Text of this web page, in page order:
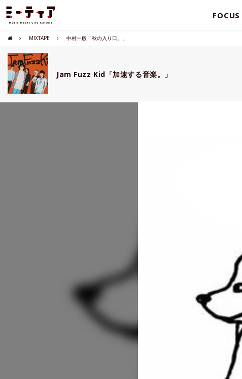
FOCUS
MIXTAPE 中村一般「秋の入り口。」
Jam Fuzz Kid「加速する音楽。」